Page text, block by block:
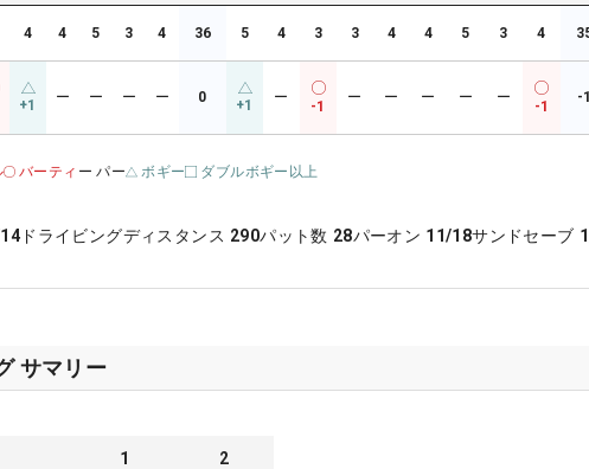
4 4 5 3 4 36 5 4 3 3 4 4 5 3 4
+1 ー ー ー ー 0 +1 ー
-1
ー ー ー ー ー
-1
-
バーティ ー パー ボギー ダブルボギー以上
ドライビングディスタンス 290パット数 28パーオン 11/18サンドセーブ
サマリー
1 2